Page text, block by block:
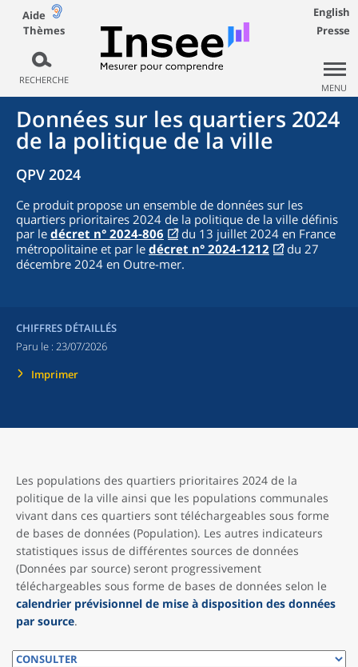
Aide
Thèmes
RECHERCHE
English
Presse
MENU
Données sur les quartiers 2024
de la politique de la ville
QPV 2024
Ce produit propose un ensemble de données sur les
quartiers prioritaires 2024 de la politique de la ville définis
par le décret n° 2024-806
du 13 juillet 2024 en France
métropolitaine et par le décret n° 2024-1212
du 27
décembre 2024 en Outre-mer.
CHIFFRES DÉTAILLÉS
Paru le : 23/07/2026
Imprimer
Les populations des quartiers prioritaires 2024 de la
politique de la ville ainsi que les populations communales
vivant dans ces quartiers sont téléchargeables sous forme
de bases de données (Population). Les autres indicateurs
statistiques issus de différentes sources de données
(Données par source) seront progressivement
téléchargeables sous forme de bases de données selon le
calendrier prévisionnel de mise à disposition des données
par source.